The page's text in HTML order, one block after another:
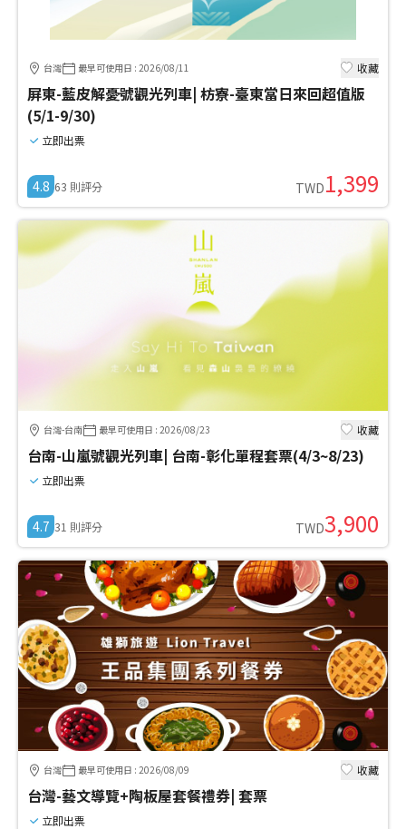
台灣 最早可使用日 : 2026/08/11 收藏
屏東-藍皮解憂號觀光列車| 枋寮-臺東當日來回超值版
(5/1-9/30)
立即出票
4.8 63 則評分 TWD1,399
台灣-台南 最早可使用日 : 2026/08/23 收藏
台南-山嵐號觀光列車| 台南-彰化單程套票(4/3~8/23)
立即出票
4.7 31 則評分 TWD3,900
台灣 最早可使用日 : 2026/08/09 收藏
台灣-藝文導覽+陶板屋套餐禮券| 套票
立即出票